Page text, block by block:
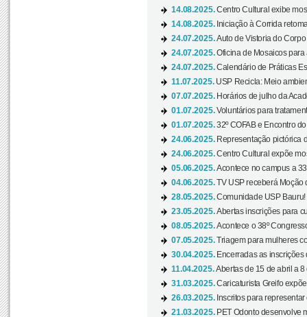
14.08.2025.Centro Cultural exibe
14.08.2025. Iniciação à Corrida
24.07.2025.Auto de Vistoria do
24.07.2025.Oficina de Mosaicos
24.07.2025.Calendário de Práticas
11.07.2025. USP Recicla: Meio
07.07.2025. Horários de julho da
01.07.2025.Voluntários para
01.07.2025.32º COFAB e Encontro
24.06.2025. Representação pictórica
24.06.2025.Centro Cultural expõe
05.06.2025.Acontece no campus a
04.06.2025.TV USP receberá Moção
28.05.2025.Comunidade USP Bauru!
23.05.2025.Abertas inscrições para
08.05.2025.Acontece o 38º
07.05.2025.Triagem para mulheres
30.04.2025. Encerradas as inscrições
11.04.2025.Abertas de 15 de abril a
31.03.2025.Caricaturista Greifo
26.03.2025. Inscritos para
21.03.2025. PET Odonto desenvolve